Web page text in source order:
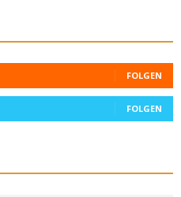
FOLGEN
FOLGEN